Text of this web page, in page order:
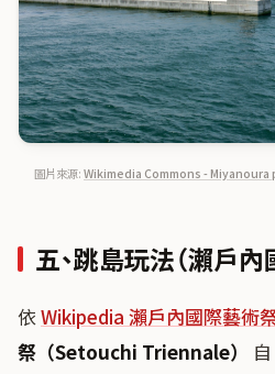
圖片來源: Wikimedia Commons - Miyanoura
五、跳島玩法（瀨戶內
依Wikipedia 瀨戶內國際藝術
祭（Setouchi Triennale）
自